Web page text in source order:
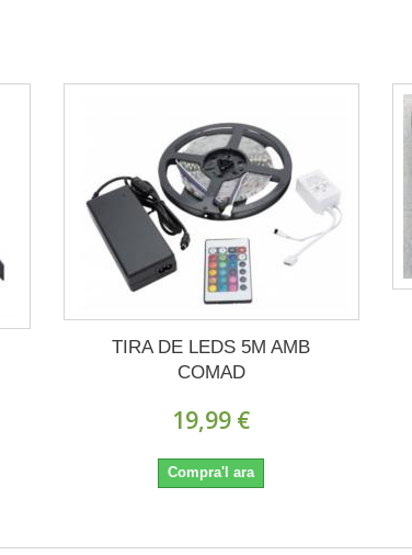
TIRA DE LEDS 5M AMB
COMAD
19,99 €
Compra'l ara